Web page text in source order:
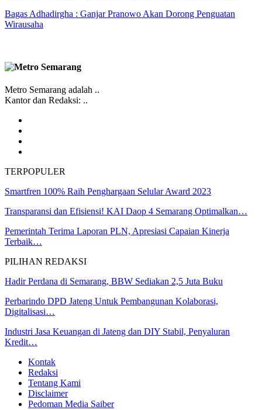
Bagas Adhadirgha : Ganjar Pranowo Akan Dorong Penguatan
Wirausaha
Metro Semarang adalah ..
Kantor dan Redaksi: ..
TERPOPULER
Smartfren 100% Raih Penghargaan Selular Award 2023
Transparansi dan Efisiensi! KAI Daop 4 Semarang Optimalkan…
Pemerintah Terima Laporan PLN, Apresiasi Capaian Kinerja
Terbaik…
PILIHAN REDAKSI
Hadir Perdana di Semarang, BBW Sediakan 2,5 Juta Buku
Perbarindo DPD Jateng Untuk Pembangunan Kolaborasi,
Digitalisasi…
Industri Jasa Keuangan di Jateng dan DIY Stabil, Penyaluran
Kredit…
Kontak
Redaksi
Tentang Kami
Disclaimer
Pedoman Media Saiber